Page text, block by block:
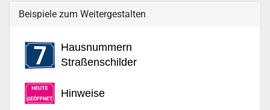
Beispiele zum Weitergestalten
Hausnummern
Straßenschilder
Hinweise